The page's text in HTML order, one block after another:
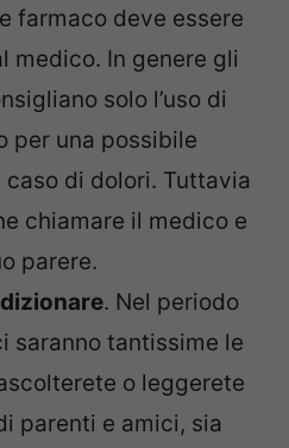
farmaco deve essere
medico. In genere gli
solo l’uso di
per una possibile
caso di dolori. Tuttavia
chiamare il medico e
parere.
. Nel periodo
saranno tantissime le
o leggerete
parenti e amici, sia